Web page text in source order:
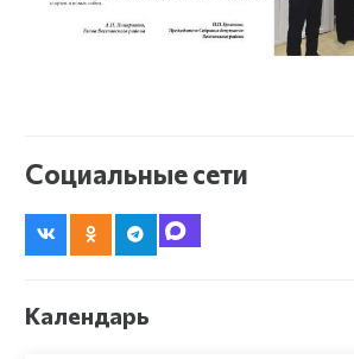
Социальные сети
Календарь